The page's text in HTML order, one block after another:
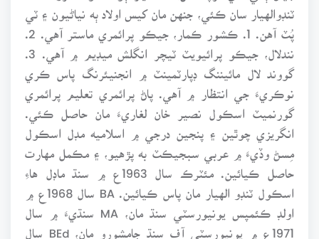
ٽنڊوالهيار سان ڪئي، جنهن مان کيس اولاد ٻه نياڻيون ۽ ٽي
گووند لال مائيننگ ڊپارٽمينٽ ۾ انجنيئرنگ پاس ڪري
نوڪريءَ جي انتظار ۾ آهي. پاڻ پرائمري تعليم پرائمري
گورنميٽ اسڪول نصير خان لغاريءَ مان حاصل ڪئي.
انگريزي چوٿين ۽ پنجين درجي ۾ اسلاميه مڊل اسڪول
مِسڻ وڏيءَ ۾ عربي سبجيڪٽ به پڙهيو، ۽ مڪمل مهارت
حاصل ڪيائين. مئٽرڪ سال 1963ع ۾ سنڌ ماڊل هاءِ
اولڊ ڪئمپس يونيورسٽي سنڌ مان، MA سنڌيءَ ۾ سال
1971ع ۾ يونيورسٽي آف سنڌ ڄامشورو مان، BEd سال